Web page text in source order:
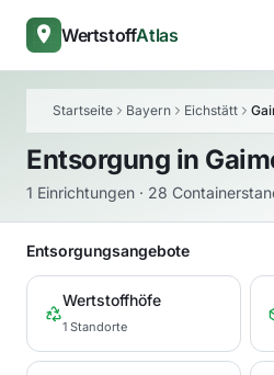
WertstoffAtlas
Startseite Bayern Eichstätt
Entsorgung in
1 Einrichtungen · 28
Entsorgungsangebote
Wertstoffhöfe
1 Standorte